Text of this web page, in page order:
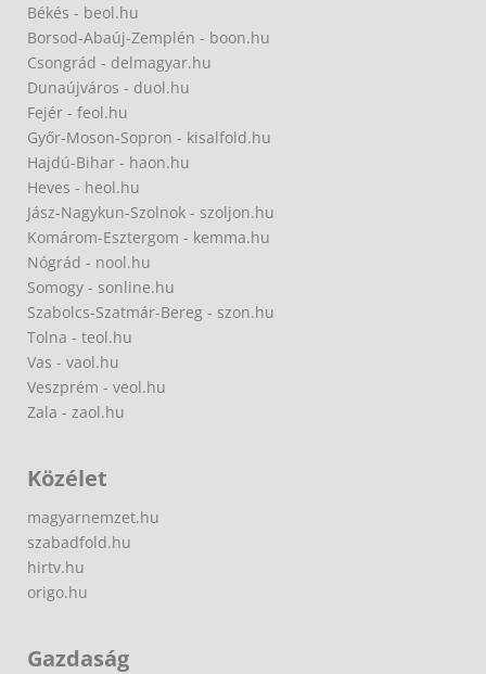
Békés - beol.hu
Borsod-Abaúj-Zemplén - boon.hu
Csongrád - delmagyar.hu
Dunaújváros - duol.hu
Fejér - feol.hu
Győr-Moson-Sopron - kisalfold.hu
Hajdú-Bihar - haon.hu
Heves - heol.hu
Jász-Nagykun-Szolnok - szoljon.hu
Komárom-Esztergom - kemma.hu
Nógrád - nool.hu
Somogy - sonline.hu
Szabolcs-Szatmár-Bereg - szon.hu
Tolna - teol.hu
Vas - vaol.hu
Veszprém - veol.hu
Zala - zaol.hu
Közélet
magyarnemzet.hu
szabadfold.hu
hirtv.hu
origo.hu
Gazdaság